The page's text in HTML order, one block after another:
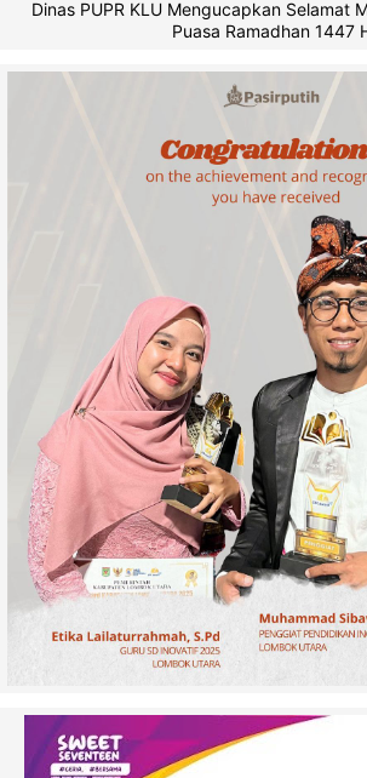
Dinas PUPR KLU Mengucapkan Selamat
Puasa Ramadhan 1447